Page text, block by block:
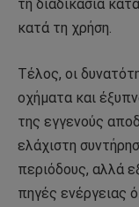
τη διαδικασία
κατά τη χρήση.
Τέλος, οι
οχήματα και
της εγγενούς
ελάχιστη
περιόδους, αλλά
πηγές ενέργειας